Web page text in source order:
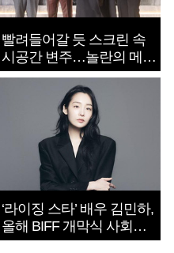
빨려들어갈 듯 스크린 속
시공간 변주…놀란의 메시
지는 ‘전쟁 속죄’
‘라이징 스타’ 배우 김민하,
올해 BIFF 개막식 사회자
확정